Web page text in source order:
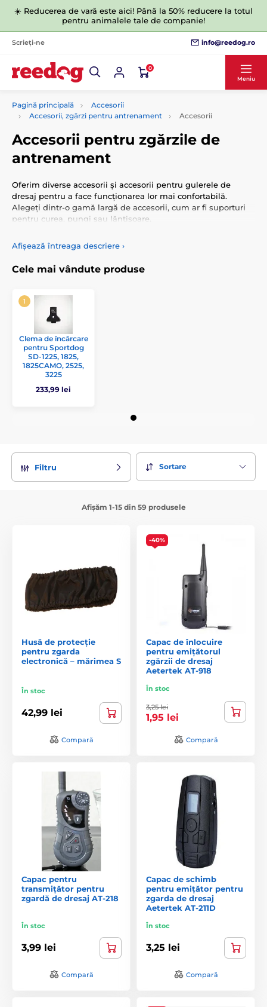
☀️ Reducerea de vară este aici! Până la 50% reducere la totul
pentru animalele tale de companie!
Scrieți-ne info@reedog.ro
0
Meniu
Pagină principală
Accesorii
Accesorii, zgărzi pentru antrenament
Accesorii
Accesorii pentru zgărzile de
antrenament
Oferim diverse accesorii și accesorii pentru gulerele de
dresaj pentru a face funcționarea lor mai confortabilă.
Alegeți dintr-o gamă largă de accesorii, cum ar fi suporturi
pentru curea, pungi sau lănțișoare.
Afișează întreaga descriere ›
Cele mai vândute produse
Clema de încărcare
pentru Sportdog
SD-1225, 1825,
1825CAMO, 2525,
3225
233,99 lei
Filtru Sortare
Afișăm 1-15 din 59 produsele
Husă de protecție
pentru zgarda
electronică – mărimea S
În stoc
42,99 lei
Compară
-40%
Capac de înlocuire
pentru emițătorul
zgărzii de dresaj
Aetertek AT-918
În stoc
3,25 lei
1,95 lei
Compară
Capac pentru
transmițător pentru
zgardă de dresaj AT-218
În stoc
3,99 lei
Compară
Capac de schimb
pentru emițător pentru
zgarda de dresaj
Aetertek AT-211D
În stoc
3,25 lei
Compară